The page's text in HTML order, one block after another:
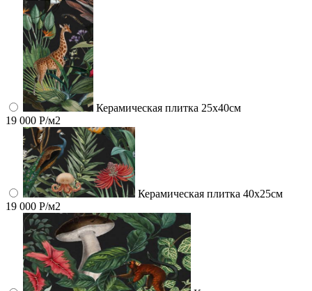
Керамическая плитка 25х40см
19 000 Р/м2
Керамическая плитка 40х25см
19 000 Р/м2